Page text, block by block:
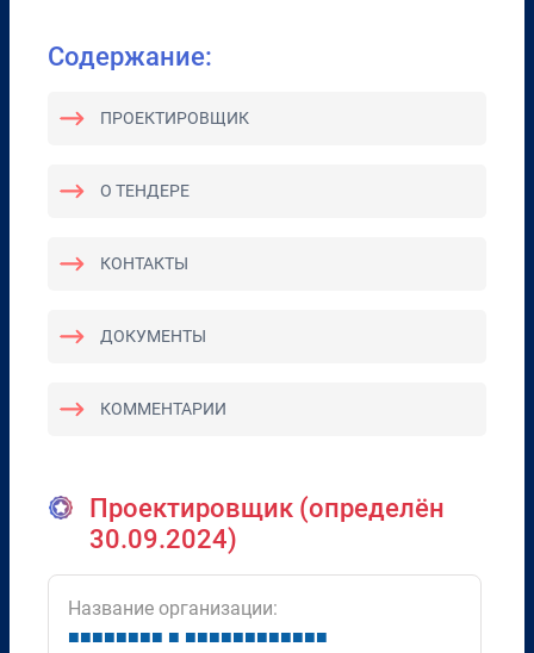
Содержание:
ПРОЕКТИРОВЩИК
О ТЕНДЕРЕ
КОНТАКТЫ
ДОКУМЕНТЫ
КОММЕНТАРИИ
Проектировщик (определён
30.09.2024)
Название организации:
■■■■■■■■ ■ ■■■■■■■■■■■■